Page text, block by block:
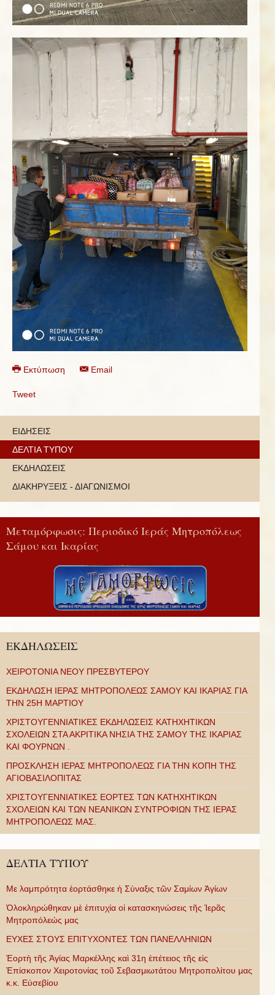
Εκτύπωση Email
Tweet
ΕΙΔΗΣΕΙΣ
ΔΕΛΤΙΑ ΤΥΠΟΥ
ΕΚΔΗΛΩΣΕΙΣ
ΔΙΑΚΗΡΥΞΕΙΣ - ΔΙΑΓΩΝΙΣΜΟΙ
Μεταμόρφωσις: Περιοδικό Ιεράς Μητροπόλεως
Σάμου και Ικαρίας
ΕΚΔΗΛΩΣΕΙΣ
ΧΕΙΡΟΤΟΝΙΑ ΝΕΟΥ ΠΡΕΣΒΥΤΕΡΟΥ
ΕΚΔΗΛΩΣΗ ΙΕΡΑΣ ΜΗΤΡΟΠΟΛΕΩΣ ΣΑΜΟΥ ΚΑΙ ΙΚΑΡΙΑΣ ΓΙΑ
ΤΗΝ 25Η ΜΑΡΤΙΟΥ
ΧΡΙΣΤΟΥΓΕΝΝΙΑΤΙΚΕΣ ΕΚΔΗΛΩΣΕΙΣ ΚΑΤΗΧΗΤΙΚΩΝ
ΣΧΟΛΕΙΩΝ ΣΤΑ ΑΚΡΙΤΙΚΑ ΝΗΣΙΑ ΤΗΣ ΣΑΜΟΥ ΤΗΣ ΙΚΑΡΙΑΣ
ΚΑΙ ΦΟΥΡΝΩΝ .
ΠΡΟΣΚΛΗΣΗ ΙΕΡΑΣ ΜΗΤΡΟΠΟΛΕΩΣ ΓΙΑ ΤΗΝ ΚΟΠΗ ΤΗΣ
ΑΓΙΟΒΑΣΙΛΟΠΙΤΑΣ
ΧΡΙΣΤΟΥΓΕΝΝΙΑΤΙΚΕΣ ΕΟΡΤΕΣ ΤΩΝ ΚΑΤΗΧΗΤΙΚΩΝ
ΣΧΟΛΕΙΩΝ ΚΑΙ ΤΩΝ ΝΕΑΝΙΚΩΝ ΣΥΝΤΡΟΦΙΩΝ ΤΗΣ ΙΕΡΑΣ
ΜΗΤΡΟΠΟΛΕΩΣ ΜΑΣ.
ΔΕΛΤΙΑ ΤΥΠΟΥ
Με λαμπρότητα ἑορτάσθηκε ἡ Σύναξις τῶν Σαμίων Ἁγίων
Ὁλοκληρώθηκαν μὲ ἐπιτυχία οἱ κατασκηνώσεις τῆς Ἱερᾶς
Μητροπόλεώς μας
ΕΥΧΕΣ ΣΤΟΥΣ ΕΠΙΤΥΧΟΝΤΕΣ ΤΩΝ ΠΑΝΕΛΛΗΝΙΩΝ
Ἑορτὴ τῆς Ἁγίας Μαρκέλλης καὶ 31η ἐπέτειος τῆς εἰς
Ἐπίσκοπον Χειροτονίας τοῦ Σεβασμιωτάτου Μητροπολίτου μας
κ.κ. Εὐσεβίου